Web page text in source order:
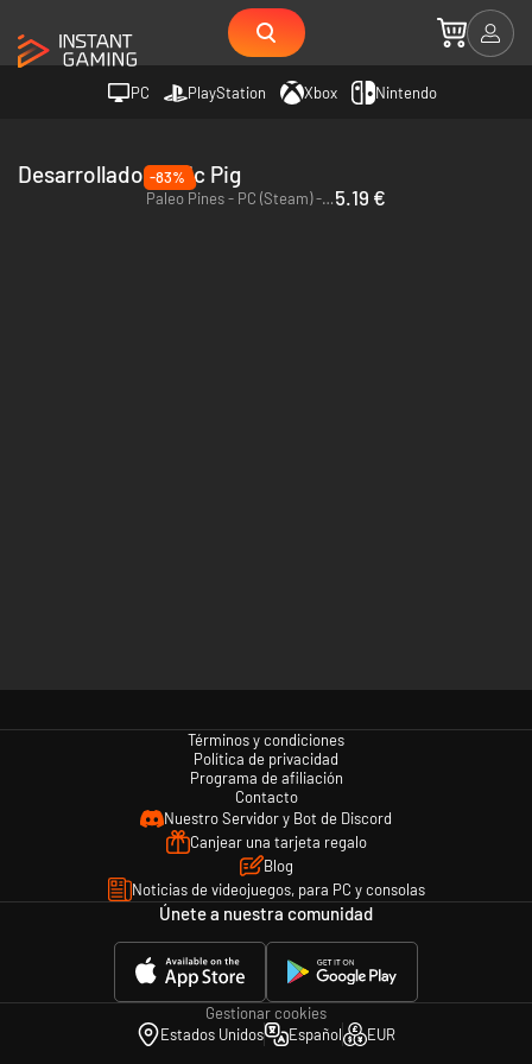
PC PlayStation Xbox Nintendo
Desarrollador Italic Pig
-83%
Paleo Pines - PC (Steam) - Europe & US & Canada5.19 €
Términos y condiciones
Política de privacidad
Programa de afiliación
Contacto
Nuestro Servidor y Bot de Discord
Canjear una tarjeta regalo
Blog
Noticias de videojuegos, para PC y consolas
Únete a nuestra comunidad
Gestionar cookies
Estados Unidos
Español EUR